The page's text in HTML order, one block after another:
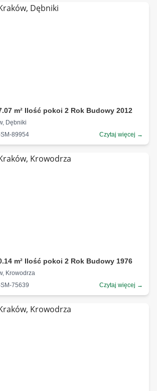
m² Ilość pokoi 2 Rok Budowy 2012
Dębniki
89954
Czytaj więcej →
m² Ilość pokoi 2 Rok Budowy 1976
Krowodrza
75639
Czytaj więcej →